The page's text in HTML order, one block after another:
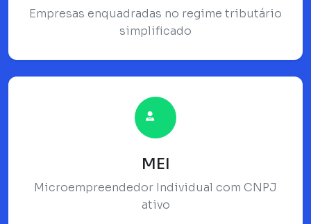
Empresas enquadradas no regime tributário
simplificado
MEI
Microempreendedor Individual com CNPJ
ativo